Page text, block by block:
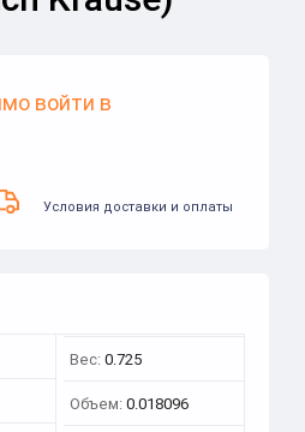
войти в
Условия доставки и оплаты
Вес: 0.725
Объем: 0.018096